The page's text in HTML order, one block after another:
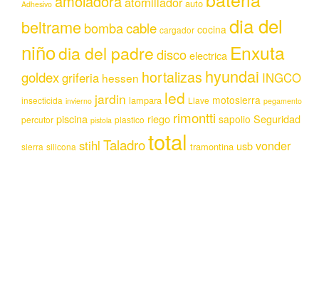
Adhesivo auto
beltramebombacable cargador cocina dia del
niñodia del padrediscoelectrica Enxuta
goldexgriferia hessen hortalizas hyundai INGCO
insecticida invierno jardin lampara led Llave motosierra pegamento
percutor piscina pistola plastico riego rimontti sapolio Seguridad
sierra silicona stihl Taladrototal tramontina usbvonder